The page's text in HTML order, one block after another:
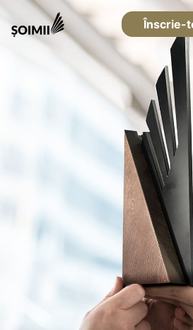
Înscrie-